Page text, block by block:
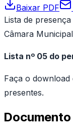
Baixar PDF
Lista de
Câmara
Lista nº 05 do
Faça o
presentes.